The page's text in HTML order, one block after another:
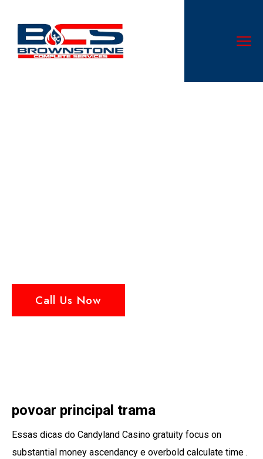
Call Us Now
povoar principal trama
Essas dicas do Candyland Casino gratuity focus on
substantial money ascendancy e overbold calculate time .